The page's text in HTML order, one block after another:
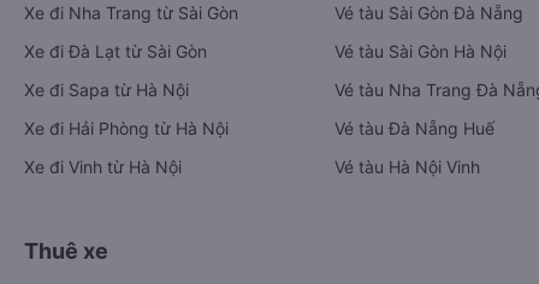
Xe đi Nha Trang từ Sài Gòn
Xe đi Đà Lạt từ Sài Gòn
Xe đi Sapa từ Hà Nội
Xe đi Hải Phòng từ Hà Nội
Xe đi Vinh từ Hà Nội
Vé tàu Sài Gòn Đà Nẵng
Vé tàu Sài Gòn Hà Nội
Vé tàu Nha Trang Đà
Vé tàu Đà Nẵng Huế
Vé tàu Hà Nội Vinh
Thuê xe